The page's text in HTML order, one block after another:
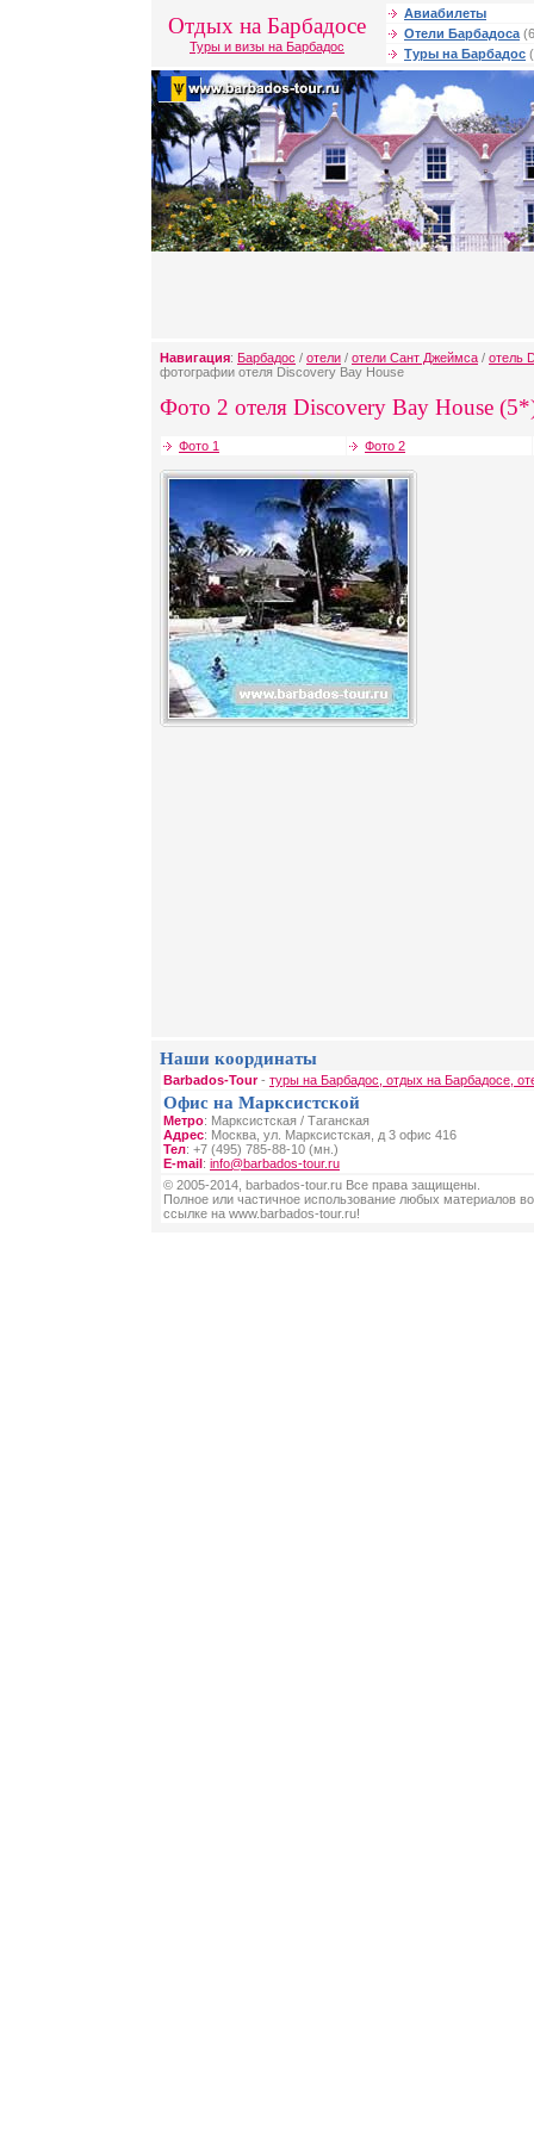
Отдых на Барбадосе
Туры и визы на Барбадос
Авиабилеты
Отели Барбадоса
Туры на Барбадос
Навигация: Барбадос / отели / отели Сант Джеймса / отель
фотографии отеля Discovery Bay House
Фото 2 отеля Discovery Bay House
Фото 1 Фото 2
Наши координаты
Barbados-Tour- туры на Барбадос, отдых на Барбадосе,
Офис на Марксистской
Метро: Марксистская / Таганская
Адрес: Москва, ул. Марксистская, д 3 офис 416
Тел: +7 (495) 785-88-10 (мн.)
E-mail: info@barbados-tour.ru
© 2005-2014, barbados-tour.ru Все права защищены.
Полное или частичное использование любых материалов
ссылке на www.barbados-tour.ru!